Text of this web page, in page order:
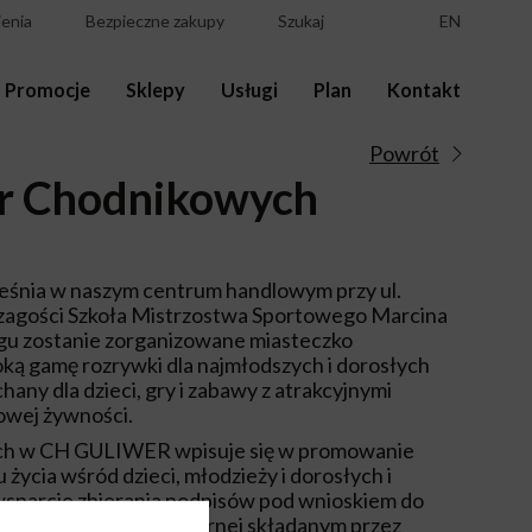
Bezpieczne zakupy Szukaj EN
Promocje Sklepy Usługi Plan Kontakt
Powrót
Chodnikowych
w naszym centrum handlowym przy ul.
Szkoła Mistrzostwa Sportowego Marcina
zostanie zorganizowane miasteczko
gamę rozrywki dla najmłodszych i dorosłych
dla dzieci, gry i zabawy z atrakcyjnymi
żywności.
w CH GULIWER wpisuje się w promowanie
wśród dzieci, młodzieży i dorosłych i
zbierania podpisów pod wnioskiem do
2015 rok dla Łodzi Górnej składanym przez